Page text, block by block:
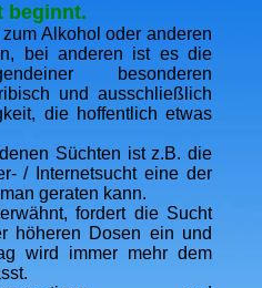
beginnt.
Alkohol oder anderen
bei anderen ist es die
besonderen
und ausschließlich
die hoffentlich etwas
Süchten ist z.B. die
/ Internetsucht eine der
geraten kann.
fordert die Sucht
höheren Dosen ein und
wird immer mehr dem